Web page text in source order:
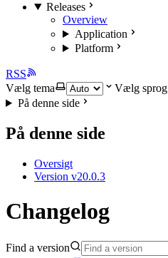
Releases
Overview
Application
Platform
RSS
Vælg tema
Vælg sprog
På denne side
På denne side
Oversigt
Version v20.0.3
Changelog
Find a version